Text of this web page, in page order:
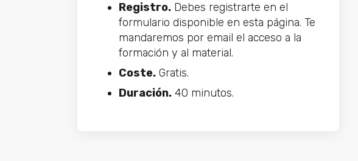
Registro.Debes registrarte en el
formulario disponible en esta página. Te
mandaremos por email el acceso a la
formación y al material.
Coste.Gratis.
Duración.40 minutos.